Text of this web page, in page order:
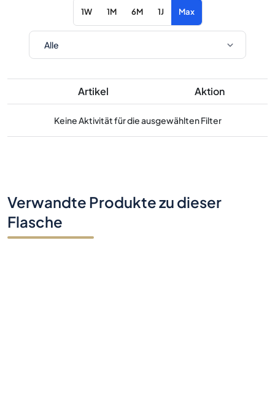
1W 1M 6M 1J Max
Artikel Aktion
Keine Aktivität für die ausgewählten Filter
Verwandte Produkte zu dieser
Flasche